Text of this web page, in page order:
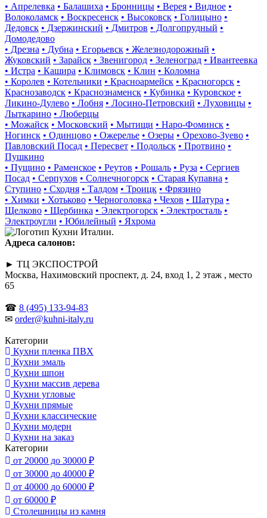
• Апрелевка • Балашиха • Бронницы • Верея • Видное •
Волоколамск • Воскресенск • Высоковск • Голицыно •
Дедовск • Дзержинский • Дмитров • Долгопрудный •
Домодедово
• Дрезна • Дубна • Егорьевск • Железнодорожный •
Жуковский • Зарайск • Звенигород • Зеленоград • Ивантеевка
• Истра • Кашира • Климовск • Клин • Коломна
• Королев • Котельники • Красноармейск • Красногорск •
Краснозаводск • Краснознаменск • Кубинка • Куровское •
Ликино-Дулево • Лобня • Лосино-Петровский • Луховицы •
Лыткарино • Люберцы
• Можайск • Московский • Мытищи • Наро-Фоминск •
Ногинск • Одинцово • Ожерелье • Озеры • Орехово-Зуево •
Павловский Посад • Пересвет • Подольск • Протвино •
Пушкино
• Пущино • Раменское • Реутов • Рошаль • Руза • Сергиев
Посад • Серпухов • Солнечногорск • Старая Купавна •
Ступино • Сходня • Талдом • Троицк • Фрязино
• Химки • Хотьково • Черноголовка • Чехов • Шатура •
Щелково • Щербинка • Электрогорск • Электросталь •
Электроугли • Юбилейный • Яхрома
Адреса салонов:
► ТЦ ЭКСПОСТРОЙ
Москва, Нахимовский проспект, д. 24, вход 1, 2 этаж , место
65
☎ 8 (495) 133-94-83
✉ order@kuhni-italy.ru
Категории
Кухни пленка ПВХ
Кухни эмаль
Кухни шпон
Кухни массив дерева
Кухни угловые
Кухни прямые
Кухни классические
Кухни модерн
Кухни на заказ
Категории
от 20000 до 30000 ₽
от 30000 до 40000 ₽
от 40000 до 60000 ₽
от 60000 ₽
Столешницы из камня